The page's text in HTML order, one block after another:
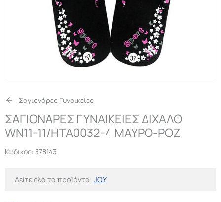
Σαγιονάρες Γυναικείες
ΣΑΓΙΟΝΑΡΕΣ ΓΥΝΑΙΚΕΙΕΣ ΔΙΧΑΛΟ
WN11-11/HTA0032-4 ΜΑΥΡΟ-ΡΟΖ
Κωδικός: 378143
Δείτε όλα τα προϊόντα JOY